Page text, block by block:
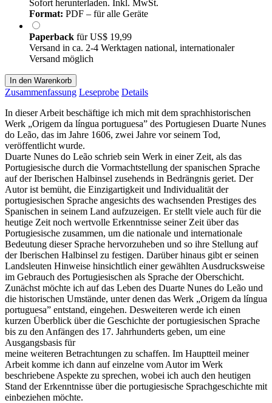
Sofort herunterladen. Inkl. MwSt.
Format: PDF – für alle Geräte
Paperback fürUS$ 19,99
Versand in ca. 2-4 Werktagen national, internationaler
Versand möglich
In den Warenkorb
Zusammenfassung Leseprobe Details
In dieser Arbeit beschäftige ich mich mit dem sprachhistorischen
Werk „Origem da língua portuguesa” des Portugiesen Duarte Nunes
do Leão, das im Jahre 1606, zwei Jahre vor seinem Tod,
veröffentlicht wurde.
Duarte Nunes do Leão schrieb sein Werk in einer Zeit, als das
Portugiesische durch die Vormachtstellung der spanischen Sprache
auf der Iberischen Halbinsel zusehends in Bedrängnis geriet. Der
Autor ist bemüht, die Einzigartigkeit und Individualität der
portugiesischen Sprache angesichts des wachsenden Prestiges des
Spanischen in seinem Land aufzuzeigen. Er stellt viele auch für die
heutige Zeit noch wertvolle Erkenntnisse seiner Zeit über das
Portugiesische zusammen, um die nationale und internationale
Bedeutung dieser Sprache hervorzuheben und so ihre Stellung auf
der Iberischen Halbinsel zu festigen. Darüber hinaus gibt er seinen
Landsleuten Hinweise hinsichtlich einer gewählten Ausdrucksweise
im Gebrauch des Portugiesischen als Sprache der Oberschicht.
Zunächst möchte ich auf das Leben des Duarte Nunes do Leão und
die historischen Umstände, unter denen das Werk „Origem da língua
portuguesa” entstand, eingehen. Desweiteren werde ich einen
kurzen Überblick über die Geschichte der portugiesischen Sprache
bis zu den Anfängen des 17. Jahrhunderts geben, um eine
Ausgangsbasis für
meine weiteren Betrachtungen zu schaffen. Im Hauptteil meiner
Arbeit komme ich dann auf einzelne vom Autor im Werk
beschriebene Aspekte zu sprechen, wobei ich auch den heutigen
Stand der Erkenntnisse über die portugiesische Sprachgeschichte mit
einbeziehen möchte.